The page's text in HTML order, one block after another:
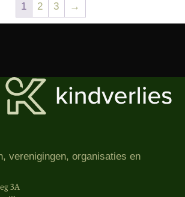
1 2 3 →
verenigingen, organisaties​ en
3A